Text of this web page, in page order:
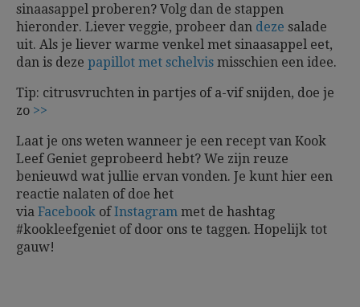
sinaasappel proberen? Volg dan de stappen
hieronder. Liever veggie, probeer dan deze salade
uit. Als je liever warme venkel met sinaasappel eet,
dan is deze papillot met schelvis misschien een idee.
Tip: citrusvruchten in partjes of a-vif snijden, doe je
zo >>
Laat je ons weten wanneer je een recept van Kook
Leef Geniet geprobeerd hebt? We zijn reuze
benieuwd wat jullie ervan vonden. Je kunt hier een
reactie nalaten of doe het
via Facebook ofInstagram met de hashtag
#kookleefgeniet of door ons te taggen. Hopelijk tot
gauw!